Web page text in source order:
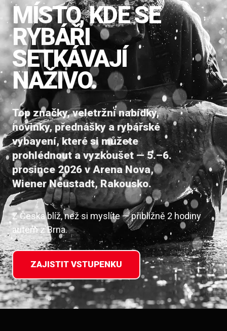
MÍSTO, KDE SE
RYBÁŘI
SETKÁVAJÍ
NAŽIVO.
Top značky, veletržní nabídky,
novinky, přednášky a rybářské
vybavení, které si můžete
prohlédnout a vyzkoušet — 5.–6.
prosince 2026 v Arena Nova,
Wiener Neustadt, Rakousko.
Z Česka blíž, než si myslíte — přibližně 2 hodiny
autem z Brna.
ZAJISTIT VSTUPENKU